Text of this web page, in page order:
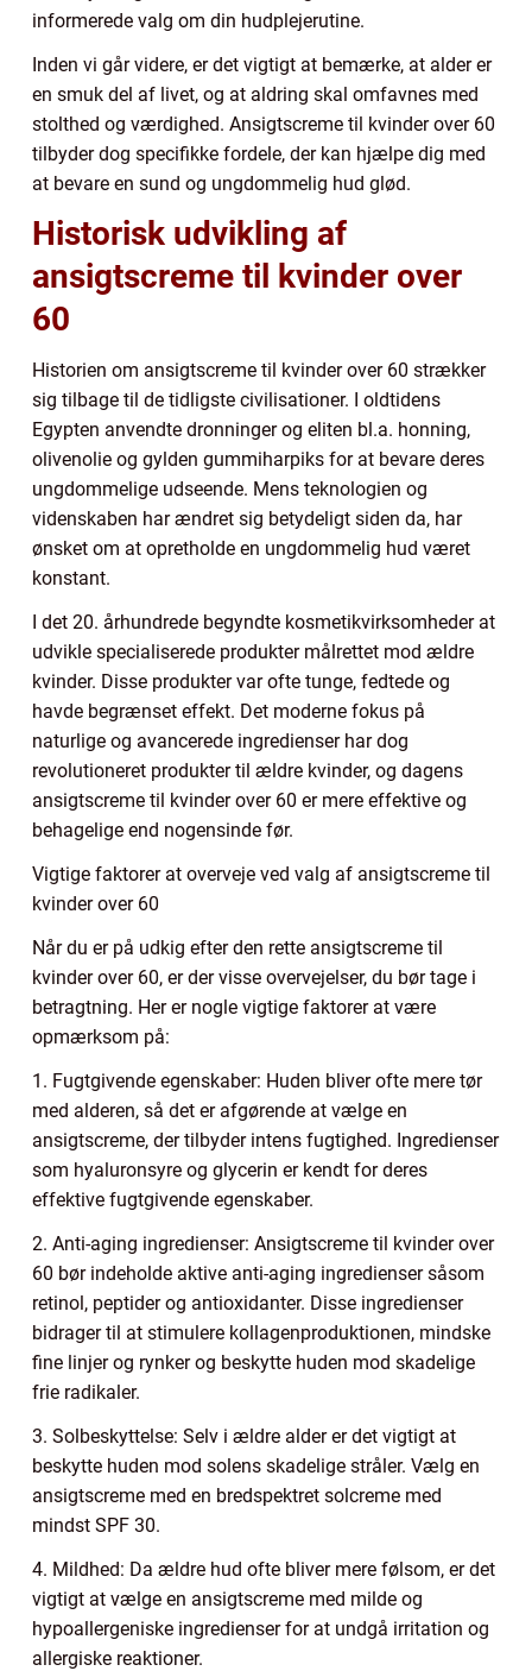
informerede valg om din hudplejerutine.
Inden vi går videre, er det vigtigt at bemærke, at alder er
en smuk del af livet, og at aldring skal omfavnes med
stolthed og værdighed. Ansigtscreme til kvinder over 60
tilbyder dog specifikke fordele, der kan hjælpe dig med
at bevare en sund og ungdommelig hud glød.
Historisk udvikling af
ansigtscreme til kvinder over
60
Historien om ansigtscreme til kvinder over 60 strækker
sig tilbage til de tidligste civilisationer. I oldtidens
Egypten anvendte dronninger og eliten bl.a. honning,
olivenolie og gylden gummiharpiks for at bevare deres
ungdommelige udseende. Mens teknologien og
videnskaben har ændret sig betydeligt siden da, har
ønsket om at opretholde en ungdommelig hud været
konstant.
I det 20. århundrede begyndte kosmetikvirksomheder at
udvikle specialiserede produkter målrettet mod ældre
kvinder. Disse produkter var ofte tunge, fedtede og
havde begrænset effekt. Det moderne fokus på
naturlige og avancerede ingredienser har dog
revolutioneret produkter til ældre kvinder, og dagens
ansigtscreme til kvinder over 60 er mere effektive og
behagelige end nogensinde før.
Vigtige faktorer at overveje ved valg af ansigtscreme til
kvinder over 60
Når du er på udkig efter den rette ansigtscreme til
kvinder over 60, er der visse overvejelser, du bør tage i
betragtning. Her er nogle vigtige faktorer at være
opmærksom på:
1. Fugtgivende egenskaber: Huden bliver ofte mere tør
med alderen, så det er afgørende at vælge en
ansigtscreme, der tilbyder intens fugtighed. Ingredienser
som hyaluronsyre og glycerin er kendt for deres
effektive fugtgivende egenskaber.
2. Anti-aging ingredienser: Ansigtscreme til kvinder over
60 bør indeholde aktive anti-aging ingredienser såsom
retinol, peptider og antioxidanter. Disse ingredienser
bidrager til at stimulere kollagenproduktionen, mindske
fine linjer og rynker og beskytte huden mod skadelige
frie radikaler.
3. Solbeskyttelse: Selv i ældre alder er det vigtigt at
beskytte huden mod solens skadelige stråler. Vælg en
ansigtscreme med en bredspektret solcreme med
mindst SPF 30.
4. Mildhed: Da ældre hud ofte bliver mere følsom, er det
vigtigt at vælge en ansigtscreme med milde og
hypoallergeniske ingredienser for at undgå irritation og
allergiske reaktioner.